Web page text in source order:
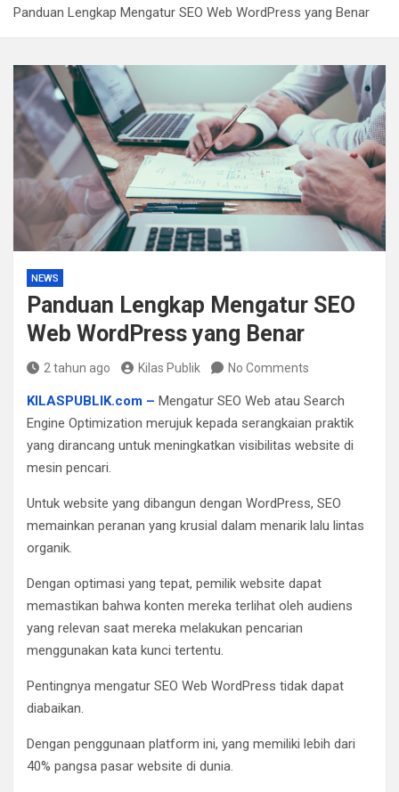
Kapolda Sumsel Tekankan Tiga Langkah Cegah
Kejahatan Siber Lewat Program Paham AI
Tujuh Bulan
Polisi Bongkar Dugaan Peredaran Sabu di Bengkulu,
Puluhan Gram Narkotika Disita
Kurir Ganja Ditangkap, Puluhan Paket Digagalkan Polisi
di Pasaman Barat
Panduan Lengkap Mengatur SEO Web WordPress yang Benar
NEWS
Panduan Lengkap Mengatur SEO
Web WordPress yang Benar
2 tahun ago Kilas Publik No Comments
KILASPUBLIK.com – Mengatur SEO Web atau Search
Engine Optimization merujuk kepada serangkaian praktik
yang dirancang untuk meningkatkan visibilitas website di
mesin pencari.
Untuk website yang dibangun dengan WordPress, SEO
memainkan peranan yang krusial dalam menarik lalu lintas
organik.
Dengan optimasi yang tepat, pemilik website dapat
memastikan bahwa konten mereka terlihat oleh audiens
yang relevan saat mereka melakukan pencarian
menggunakan kata kunci tertentu.
Pentingnya mengatur SEO Web WordPress tidak dapat
diabaikan.
Dengan penggunaan platform ini, yang memiliki lebih dari
40% pangsa pasar website di dunia.